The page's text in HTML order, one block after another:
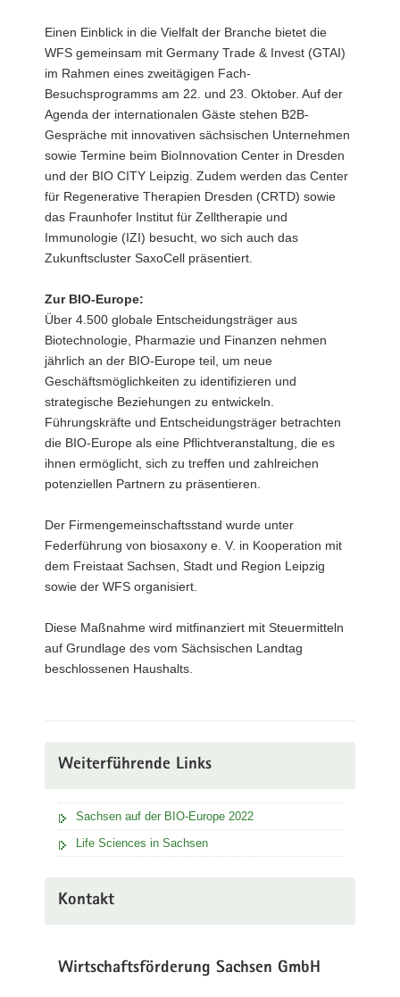
Einen Einblick in die Vielfalt der Branche bietet die
WFS gemeinsam mit Germany Trade & Invest (GTAI)
im Rahmen eines zweitägigen Fach-
Besuchsprogramms am 22. und 23. Oktober. Auf der
Agenda der internationalen Gäste stehen B2B-
Gespräche mit innovativen sächsischen Unternehmen
sowie Termine beim BioInnovation Center in Dresden
und der BIO CITY Leipzig. Zudem werden das Center
für Regenerative Therapien Dresden (CRTD) sowie
das Fraunhofer Institut für Zelltherapie und
Immunologie (IZI) besucht, wo sich auch das
Zukunftscluster SaxoCell präsentiert.
Zur BIO-Europe:
Über 4.500 globale Entscheidungsträger aus
Biotechnologie, Pharmazie und Finanzen nehmen
jährlich an der BIO-Europe teil, um neue
Geschäftsmöglichkeiten zu identifizieren und
strategische Beziehungen zu entwickeln.
Führungskräfte und Entscheidungsträger betrachten
die BIO-Europe als eine Pflichtveranstaltung, die es
ihnen ermöglicht, sich zu treffen und zahlreichen
potenziellen Partnern zu präsentieren.
Der Firmengemeinschaftsstand wurde unter
Federführung von biosaxony e. V. in Kooperation mit
dem Freistaat Sachsen, Stadt und Region Leipzig
sowie der WFS organisiert.
Diese Maßnahme wird mitfinanziert mit Steuermitteln
auf Grundlage des vom Sächsischen Landtag
beschlossenen Haushalts.
Weiterführende Links
Sachsen auf der BIO-Europe 2022
Life Sciences in Sachsen
Kontakt
Wirtschaftsförderung Sachsen GmbH